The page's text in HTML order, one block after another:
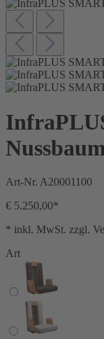
Art-Nr. A20001100
€ 5.250,00*
* inkl. MwSt. zzgl.
Art